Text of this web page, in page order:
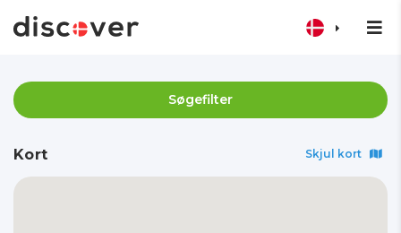
Søgefilter
Kort Skjul kort